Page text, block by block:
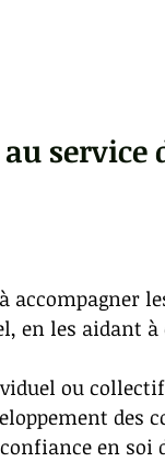
service
accompagner
en les aidant
ou
des
en soi